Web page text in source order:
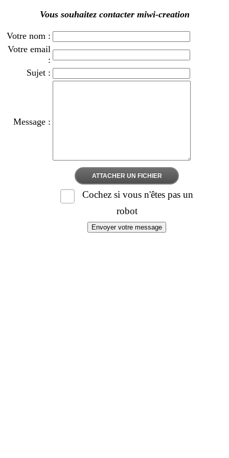
Vous souhaitez contacter miwi-creation
Votre nom :
Votre email
:
Sujet :
Message :
ATTACHER UN FICHIER
Cochez si vous n'êtes pas un
robot